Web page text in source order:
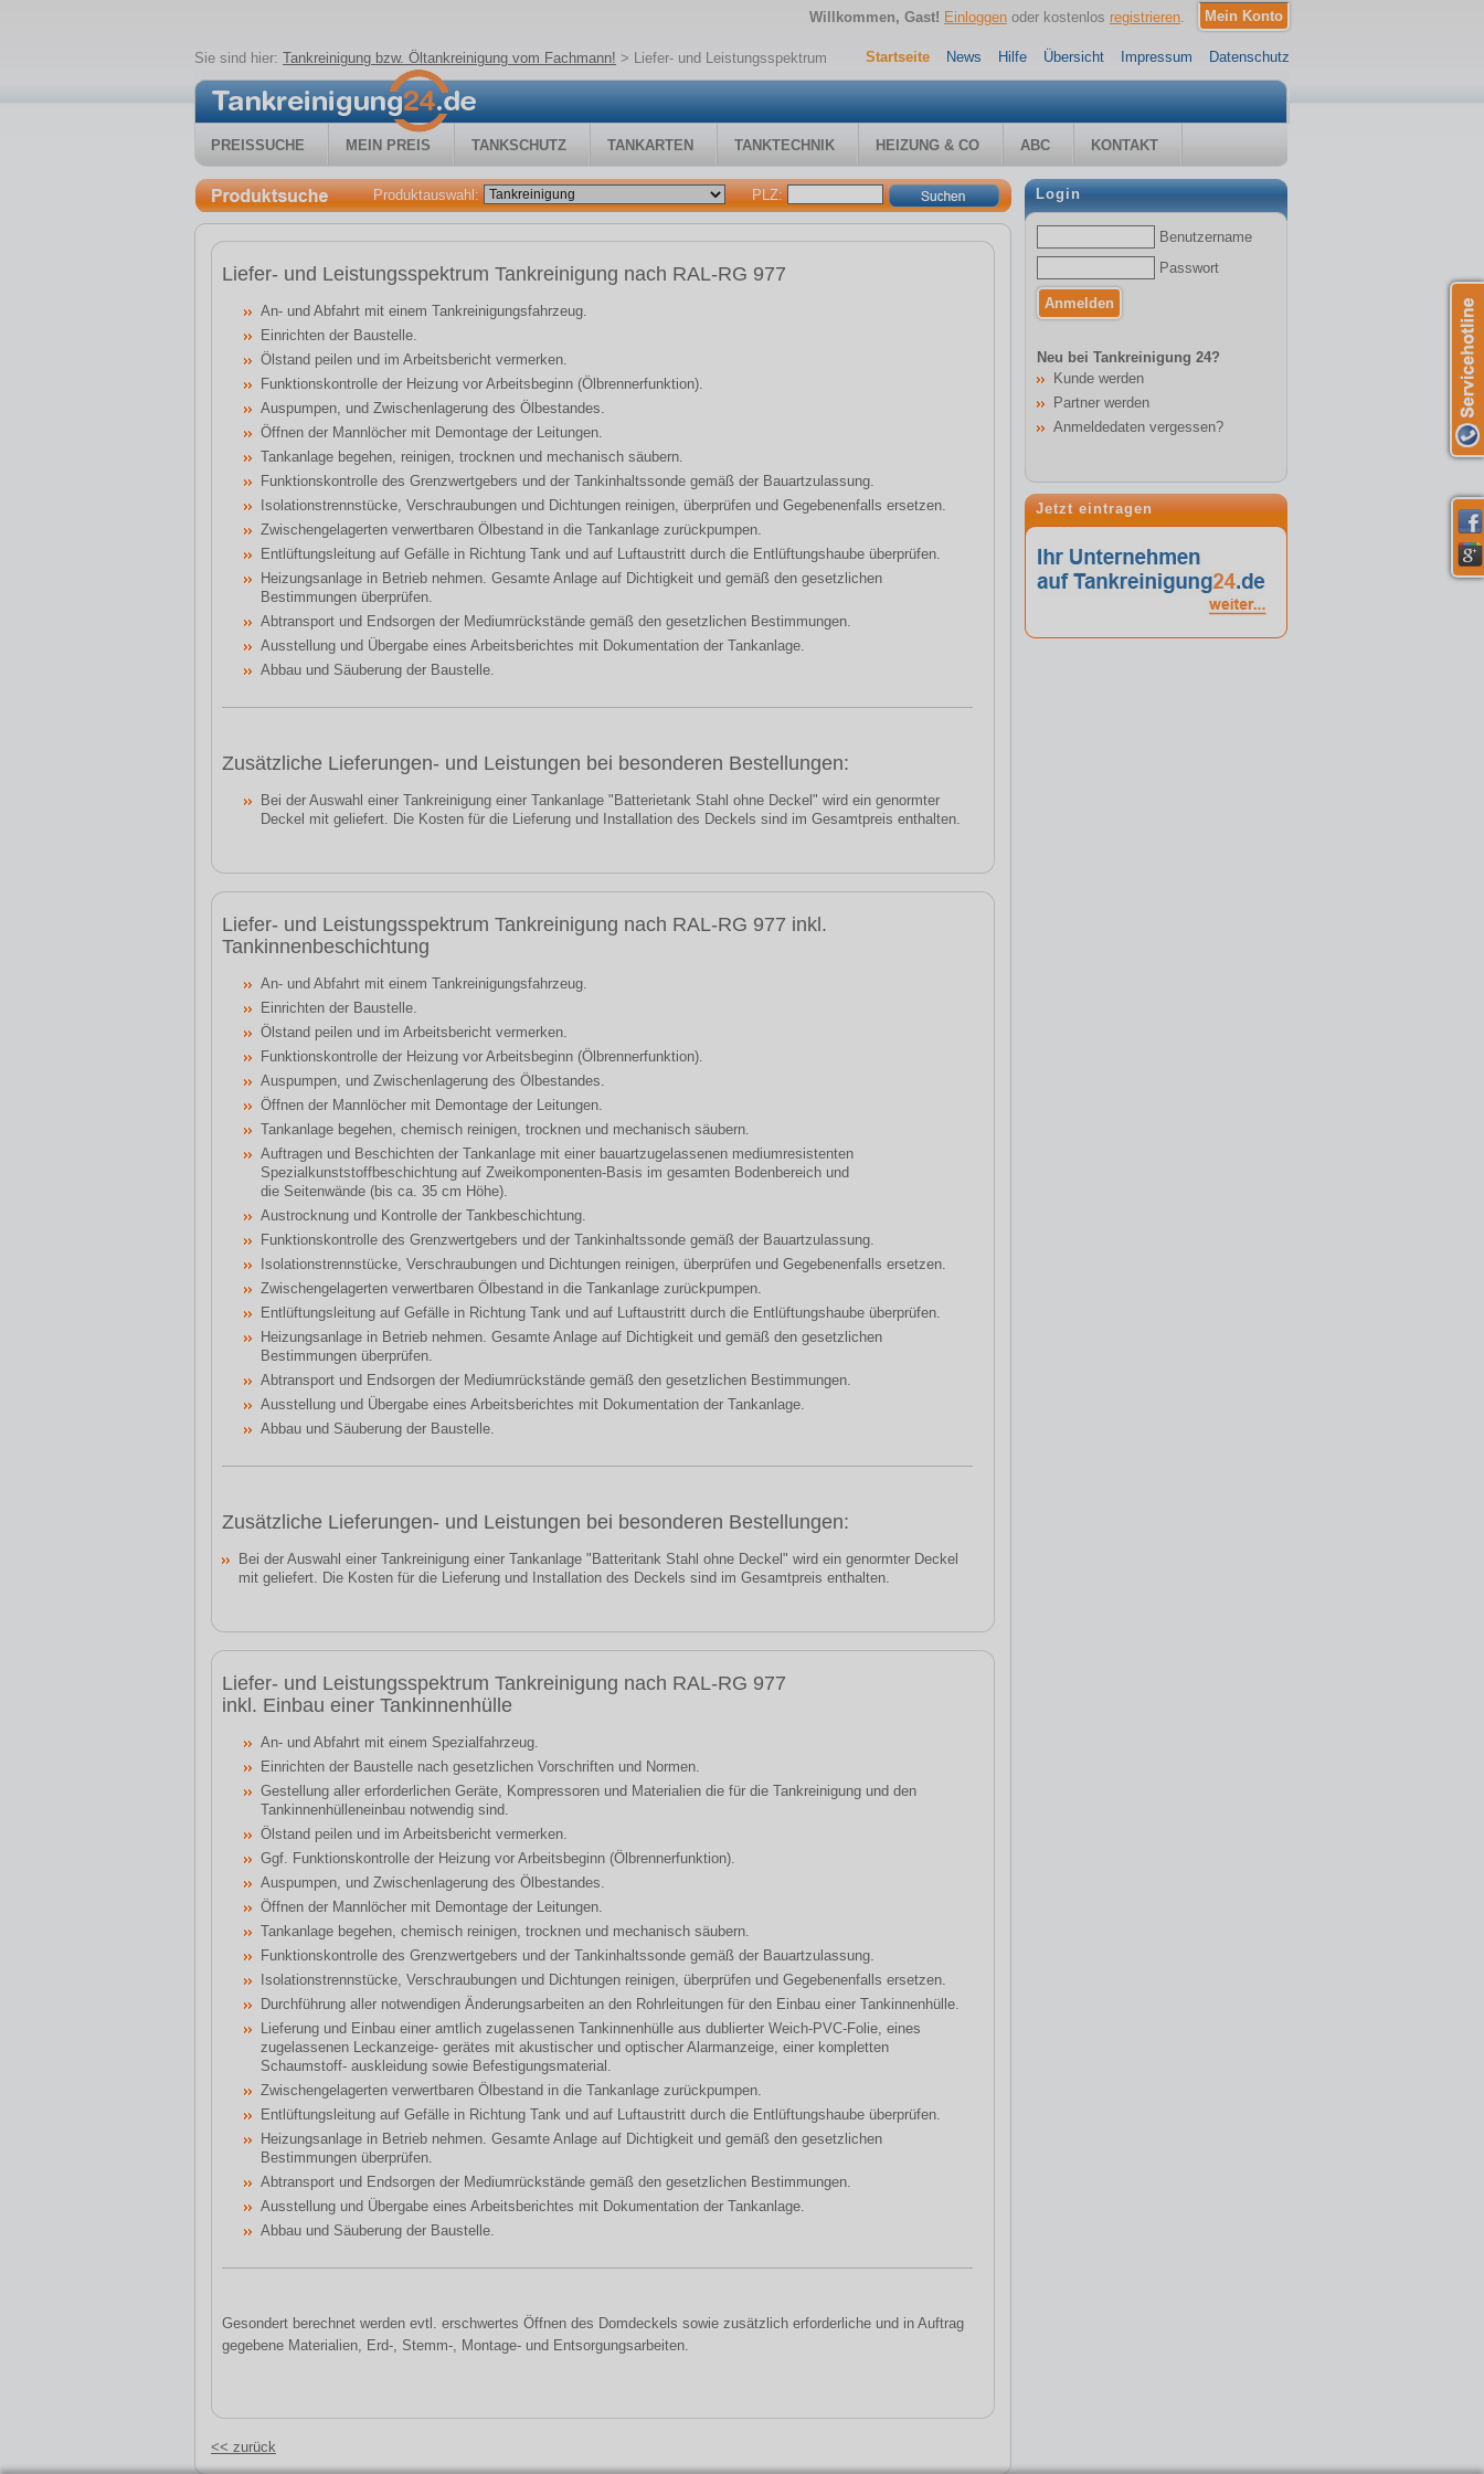
Willkommen, Gast! Einloggen oder kostenlos registrieren
Sie sind hier: Tankreinigung bzw. Öltankreinigung vom Fachmann! > Liefer- und Leistungsspektrum Startseite News Hilfe Übersicht Impressum Datenschutz
PREISSUCHE MEIN PREIS TANKSCHUTZ TANKARTEN TANKTECHNIK HEIZUNG & CO ABC KONTAKT
Produktauswahl: PLZ:
Liefer- und Leistungsspektrum Tankreinigung nach RAL-RG 977
An- und Abfahrt mit einem Tankreinigungsfahrzeug.
Einrichten der Baustelle.
Ölstand peilen und im Arbeitsbericht vermerken.
Funktionskontrolle der Heizung vor Arbeitsbeginn (Ölbrennerfunktion).
Auspumpen, und Zwischenlagerung des Ölbestandes.
Öffnen der Mannlöcher mit Demontage der Leitungen.
Tankanlage begehen, reinigen, trocknen und mechanisch säubern.
Funktionskontrolle des Grenzwertgebers und der Tankinhaltssonde gemäß der Bauartzulassung.
Isolationstrennstücke, Verschraubungen und Dichtungen reinigen, überprüfen und Gegebenenfalls ersetzen.
Zwischengelagerten verwertbaren Ölbestand in die Tankanlage zurückpumpen.
Entlüftungsleitung auf Gefälle in Richtung Tank und auf Luftaustritt durch die Entlüftungshaube überprüfen.
Heizungsanlage in Betrieb nehmen. Gesamte Anlage auf Dichtigkeit und gemäß den gesetzlichen
Bestimmungen überprüfen.
Abtransport und Endsorgen der Mediumrückstände gemäß den gesetzlichen Bestimmungen.
Ausstellung und Übergabe eines Arbeitsberichtes mit Dokumentation der Tankanlage.
Abbau und Säuberung der Baustelle.
Zusätzliche Lieferungen- und Leistungen bei besonderen Bestellungen:
Bei der Auswahl einer Tankreinigung einer Tankanlage "Batterietank Stahl ohne Deckel" wird ein genormter
Deckel mit geliefert. Die Kosten für die Lieferung und Installation des Deckels sind im Gesamtpreis enthalten.
Liefer- und Leistungsspektrum Tankreinigung nach RAL-RG 977 inkl.
Tankinnenbeschichtung
An- und Abfahrt mit einem Tankreinigungsfahrzeug.
Einrichten der Baustelle.
Ölstand peilen und im Arbeitsbericht vermerken.
Funktionskontrolle der Heizung vor Arbeitsbeginn (Ölbrennerfunktion).
Auspumpen, und Zwischenlagerung des Ölbestandes.
Öffnen der Mannlöcher mit Demontage der Leitungen.
Tankanlage begehen, chemisch reinigen, trocknen und mechanisch säubern.
Auftragen und Beschichten der Tankanlage mit einer bauartzugelassenen mediumresistenten
Spezialkunststoffbeschichtung auf Zweikomponenten-Basis im gesamten Bodenbereich und
die Seitenwände (bis ca. 35 cm Höhe).
Austrocknung und Kontrolle der Tankbeschichtung.
Funktionskontrolle des Grenzwertgebers und der Tankinhaltssonde gemäß der Bauartzulassung.
Isolationstrennstücke, Verschraubungen und Dichtungen reinigen, überprüfen und Gegebenenfalls ersetzen.
Zwischengelagerten verwertbaren Ölbestand in die Tankanlage zurückpumpen.
Entlüftungsleitung auf Gefälle in Richtung Tank und auf Luftaustritt durch die Entlüftungshaube überprüfen.
Heizungsanlage in Betrieb nehmen. Gesamte Anlage auf Dichtigkeit und gemäß den gesetzlichen
Bestimmungen überprüfen.
Abtransport und Endsorgen der Mediumrückstände gemäß den gesetzlichen Bestimmungen.
Ausstellung und Übergabe eines Arbeitsberichtes mit Dokumentation der Tankanlage.
Abbau und Säuberung der Baustelle.
Zusätzliche Lieferungen- und Leistungen bei besonderen Bestellungen:
Bei der Auswahl einer Tankreinigung einer Tankanlage "Batteritank Stahl ohne Deckel" wird ein genormter Deckel
mit geliefert. Die Kosten für die Lieferung und Installation des Deckels sind im Gesamtpreis enthalten.
Liefer- und Leistungsspektrum Tankreinigung nach RAL-RG 977
inkl. Einbau einer Tankinnenhülle
An- und Abfahrt mit einem Spezialfahrzeug.
Einrichten der Baustelle nach gesetzlichen Vorschriften und Normen.
Gestellung aller erforderlichen Geräte, Kompressoren und Materialien die für die Tankreinigung und den
Tankinnenhülleneinbau notwendig sind.
Ölstand peilen und im Arbeitsbericht vermerken.
Ggf. Funktionskontrolle der Heizung vor Arbeitsbeginn (Ölbrennerfunktion).
Auspumpen, und Zwischenlagerung des Ölbestandes.
Öffnen der Mannlöcher mit Demontage der Leitungen.
Tankanlage begehen, chemisch reinigen, trocknen und mechanisch säubern.
Funktionskontrolle des Grenzwertgebers und der Tankinhaltssonde gemäß der Bauartzulassung.
Isolationstrennstücke, Verschraubungen und Dichtungen reinigen, überprüfen und Gegebenenfalls ersetzen.
Durchführung aller notwendigen Änderungsarbeiten an den Rohrleitungen für den Einbau einer Tankinnenhülle.
Lieferung und Einbau einer amtlich zugelassenen Tankinnenhülle aus dublierter Weich-PVC-Folie, eines
zugelassenen Leckanzeige- gerätes mit akustischer und optischer Alarmanzeige, einer kompletten
Schaumstoff- auskleidung sowie Befestigungsmaterial.
Zwischengelagerten verwertbaren Ölbestand in die Tankanlage zurückpumpen.
Entlüftungsleitung auf Gefälle in Richtung Tank und auf Luftaustritt durch die Entlüftungshaube überprüfen.
Heizungsanlage in Betrieb nehmen. Gesamte Anlage auf Dichtigkeit und gemäß den gesetzlichen
Bestimmungen überprüfen.
Abtransport und Endsorgen der Mediumrückstände gemäß den gesetzlichen Bestimmungen.
Ausstellung und Übergabe eines Arbeitsberichtes mit Dokumentation der Tankanlage.
Abbau und Säuberung der Baustelle.
Gesondert berechnet werden evtl. erschwertes Öffnen des Domdeckels sowie zusätzlich erforderliche und in Auftrag
gegebene Materialien, Erd-, Stemm-, Montage- und Entsorgungsarbeiten.
<< zurück
Login
Benutzername
Passwort
Neu bei Tankreinigung 24?
Kunde werden
Partner werden
Anmeldedaten vergessen?
Jetzt eintragen